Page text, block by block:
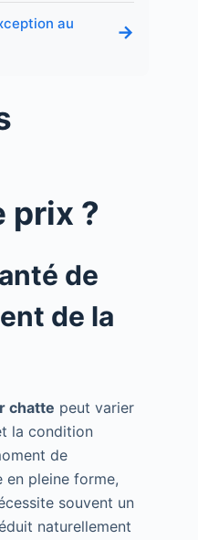
au
→
prix ?
de
de la
chatte peut varier
la condition
de
en pleine forme,
souvent un
naturellement